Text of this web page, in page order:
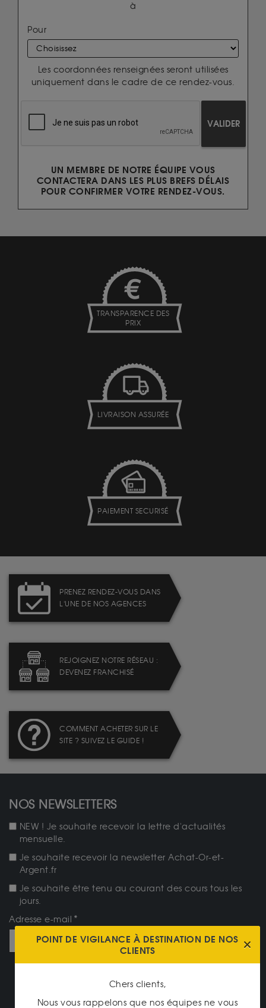
à
Pour
Les coordonnées renseignées seront utilisées
uniquement dans le cadre de ce rendez-vous.
VALIDER
UN MEMBRE DE NOTRE ÉQUIPE VOUS
CONTACTERA DANS LES PLUS BREFS DÉLAIS
POUR CONFIRMER VOTRE RENDEZ-VOUS.
TRANSPARENCE DES
PRIX
LIVRAISON ASSURÉE
PAIEMENT SECURISÉ
PRENEZ RENDEZ-VOUS DANS
L'UNE DE NOS AGENCES
REJOIGNEZ NOTRE RÉSEAU :
DEVENEZ FRANCHISÉ
COMMENT ACHETER SUR LE
SITE ? SUIVEZ LE GUIDE !
NOS NEWSLETTERS
NEW ! Je souhaite recevoir la lettre d'actualités
mensuelle.
Je souhaite recevoir la newsletter Achat-Or-et-
Argent.fr
Je souhaite être tenu au courant des cours tous les
jours.
Adresse e-mail
NOTRE CATALOGUE
POINT DE VIGILANCE À DESTINATION DE NOS
CLIENTS
Chers clients,
Nous vous rappelons que nos équipes ne vous